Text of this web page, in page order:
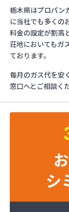
フジオック
マイシティプ
ミライフ株
烏山プロパン
烏山通運株式
益田屋プロパ
横川食販株
横川食販株式
河原実業株
株式会社JA
株式会社JA
株式会社JA
栃木県はプロパン
に当社でも多くの
料金の設定が割高
荘地においてもガ
ております。
毎月のガス代を安
窓口へとご相談く